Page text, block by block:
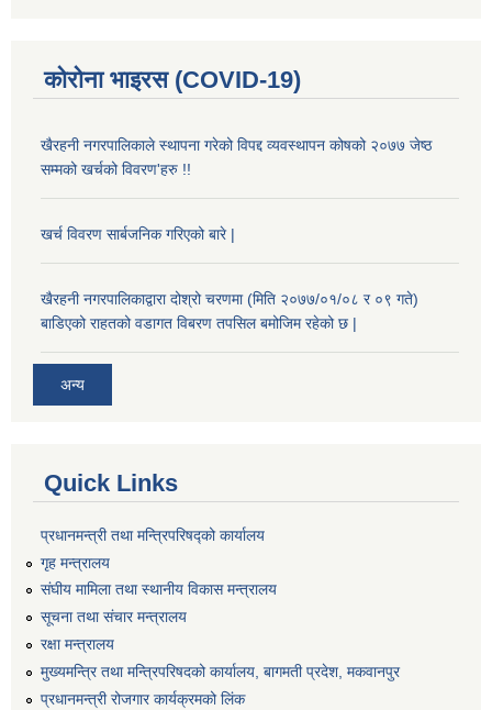
कोरोना भाइरस (COVID-19)
खैरहनी नगरपालिकाले स्थापना गरेको विपद्द व्यवस्थापन कोषको २०७७ जेष्ठ
सम्मको खर्चको विवरण'हरु !!
खर्च विवरण सार्बजनिक गरिएको बारे |
खैरहनी नगरपालिकाद्वारा दोश्रो चरणमा (मिति २०७७/०१/०८ र ०९ गते)
बाडिएको राहतको वडागत विबरण तपसिल बमोजिम रहेको छ |
अन्य
Quick Links
प्रधानमन्त्री तथा मन्त्रिपरिषद्को कार्यालय
गृह मन्त्रालय
संघीय मामिला तथा स्थानीय विकास मन्त्रालय
सूचना तथा संचार मन्त्रालय
रक्षा मन्त्रालय
मुख्यमन्त्रि तथा मन्त्रिपरिषदको कार्यालय, बागमती प्रदेश, मकवानपुर
प्रधानमन्त्री रोजगार कार्यक्रमको लिंक